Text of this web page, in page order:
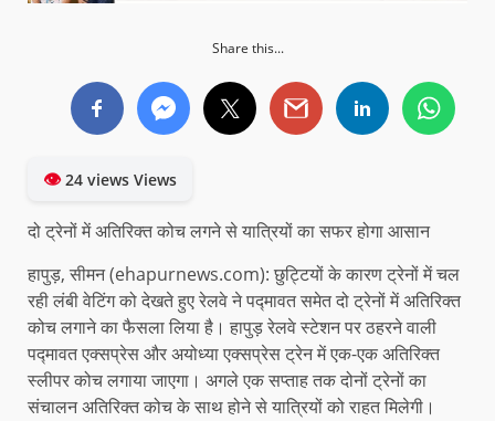
Share this...
👁24 views Views
दो ट्रेनों में अतिरिक्त कोच लगने से यात्रियों का सफर होगा आसान
हापुड़, सीमन (ehapurnews.com): छुट्टियों के कारण ट्रेनों में चल
रही लंबी वेटिंग को देखते हुए रेलवे ने पद्मावत समेत दो ट्रेनों में अतिरिक्त
कोच लगाने का फैसला लिया है। हापुड़ रेलवे स्टेशन पर ठहरने वाली
पद्मावत एक्सप्रेस और अयोध्या एक्सप्रेस ट्रेन में एक-एक अतिरिक्त
स्लीपर कोच लगाया जाएगा। अगले एक सप्ताह तक दोनों ट्रेनों का
संचालन अतिरिक्त कोच के साथ होने से यात्रियों को राहत मिलेगी।